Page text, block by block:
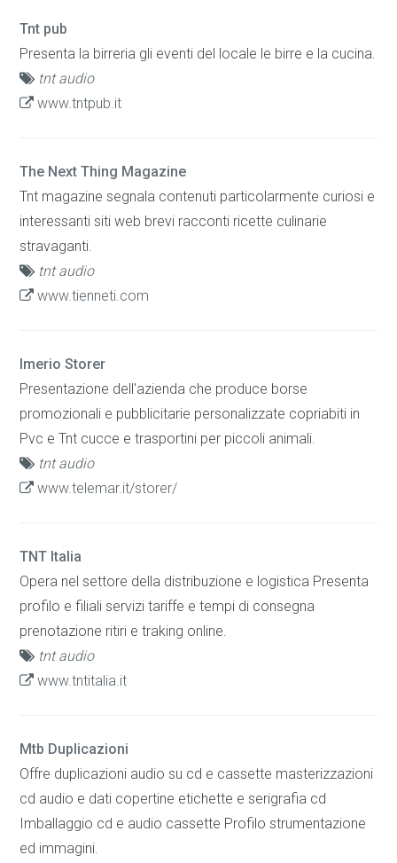
Tnt pub
Presenta la birreria gli eventi del locale le birre e la cucina.
tnt audio
www.tntpub.it
The Next Thing Magazine
Tnt magazine segnala contenuti particolarmente curiosi e
interessanti siti web brevi racconti ricette culinarie
stravaganti.
tnt audio
www.tienneti.com
Imerio Storer
Presentazione dell'azienda che produce borse
promozionali e pubblicitarie personalizzate copriabiti in
Pvc e Tnt cucce e trasportini per piccoli animali.
tnt audio
www.telemar.it/storer/
TNT Italia
Opera nel settore della distribuzione e logistica Presenta
profilo e filiali servizi tariffe e tempi di consegna
prenotazione ritiri e traking online.
tnt audio
www.tntitalia.it
Mtb Duplicazioni
Offre duplicazioni audio su cd e cassette masterizzazioni
cd audio e dati copertine etichette e serigrafia cd
Imballaggio cd e audio cassette Profilo strumentazione
ed immagini.